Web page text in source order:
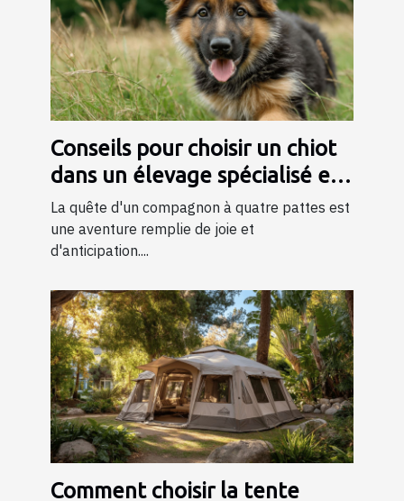
Conseils pour choisir un chiot
dans un élevage spécialisé en
bergers
La quête d'un compagnon à quatre pattes est
une aventure remplie de joie et
d'anticipation....
Comment choisir la tente